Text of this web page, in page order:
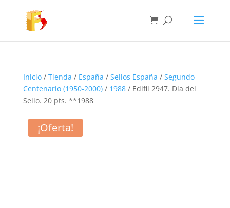
Inicio/ Tienda / España / Sellos España / Segundo
Centenario (1950-2000)/ 1988/ Edifil 2947. Día del
Sello. 20 pts. **1988
¡Oferta!